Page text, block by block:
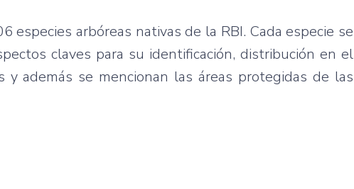
arbóreas nativas de la RBI. Cada especie se
claves para su identificación, distribución en el
y además se mencionan las áreas protegidas de las